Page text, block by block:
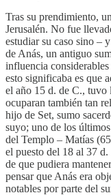
Tras su prendimiento,
Jerusalén. No fue
estudiar su caso sino –
de Anás, un antiguo
influencia
esto significaba es que
el año 15 d. de C., tuvo
ocuparan también tan
hijo de Set, sumo
suyo; uno de los
del Templo – Matías
el puesto del 18 al 37
de que pudiera
pensar que Anás era
notables por parte del